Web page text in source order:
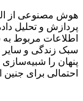
هوش مصنوعی از
پردازش و تحلیل
اطلاعات مربوط
سبک زندگی و سایر
پنهان را
احتمالی برای جنین